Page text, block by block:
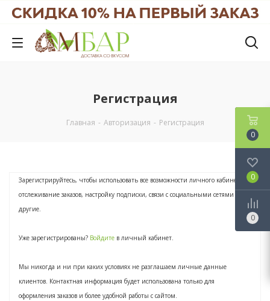
Регистрация
Главная - Авторизация - Регистрация
Зарегистрируйтесь, чтобы использовать все возможности личного кабинета:
отслеживание заказов, настройку подписки, связи с социальными сетями и
другие.
Уже зарегистрированы? Войдите в личный кабинет.
Мы никогда и ни при каких условиях не разглашаем личные данные
клиентов. Контактная информация будет использована только для
оформления заказов и более удобной работы с сайтом.
0
0
0